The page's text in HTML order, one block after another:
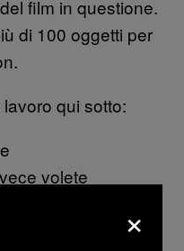
film in questione.
di 100 oggetti per
qui sotto:
volete
×